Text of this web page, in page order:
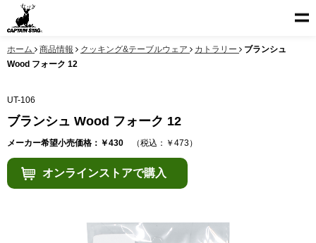
ホーム 商品情報 クッキング&テーブルウェア カトラリー
ブランシュ
Wood フォーク 12
UT-106
ブランシュ Wood フォーク 12
メーカー希望小売価格：￥430 （税込：￥473）
オンラインストアで購入